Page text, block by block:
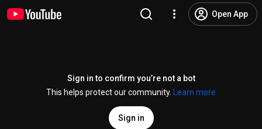
Open App
Sign in to confirm you’re not a bot
This helps protect our community.
Learn more
Sign in